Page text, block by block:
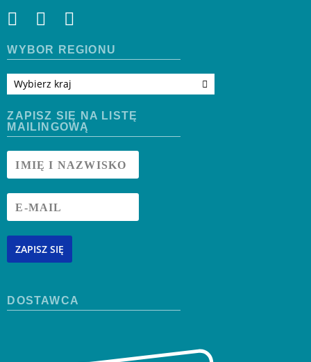
WYBÓR REGIONU
Wybierz kraj
ZAPISZ SIĘ NA LISTĘ
MAILINGOWĄ
ZAPISZ SIĘ
DOSTAWCA